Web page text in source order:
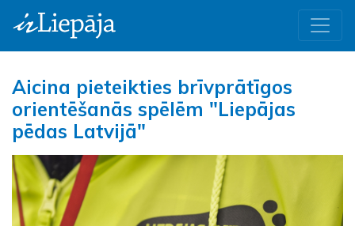
Aicina pieteikties brīvprātīgos
orientēšanās spēlēm "Liepājas
pēdas Latvijā"